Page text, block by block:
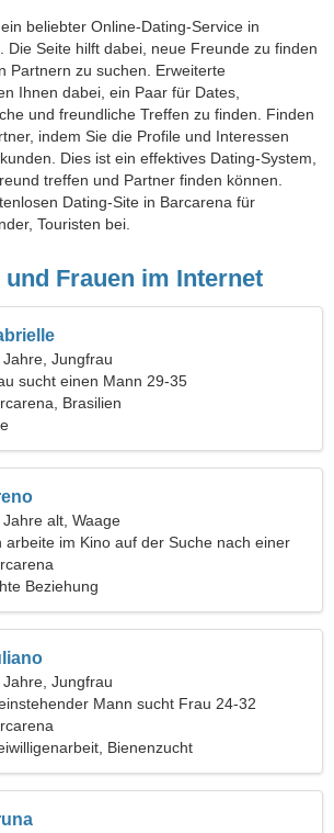
beliebter Online-Dating-Service in
Die Seite hilft dabei, neue Freunde zu finden
Partnern zu suchen. Erweiterte
Ihnen dabei, ein Paar für Dates,
und freundliche Treffen zu finden. Finden
indem Sie die Profile und Interessen
Dies ist ein effektives Dating-System,
treffen und Partner finden können.
Dating-Site in Barcarena für
Touristen bei.
und Frauen im Internet
Jahre, Jungfrau
sucht einen Mann 29-35
Brasilien
Jahre alt, Waage
arbeite im Kino auf der Suche nach einer
Frau
Beziehung
Jahre, Jungfrau
Mann sucht Frau 24-32
Bienenzucht